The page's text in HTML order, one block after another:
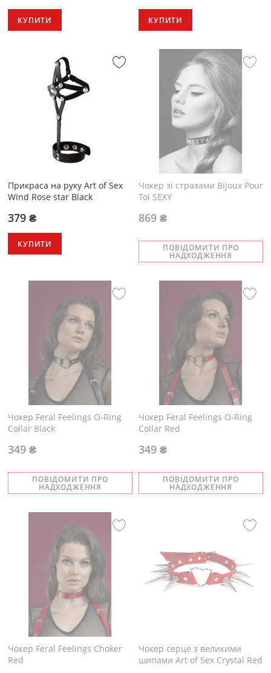
КУПИТИ КУПИТИ
Прикраса на руку Art of Sex
Wind Rose star Black
379 ₴
КУПИТИ
Чокер зі стразами Bijoux Pour
Toi SEXY
ПОВІДОМИТИ ПРО
НАДХОДЖЕННЯ
869 ₴
Чокер Feral Feelings O-Ring
Collar Black
ПОВІДОМИТИ ПРО
НАДХОДЖЕННЯ
349 ₴
Чокер Feral Feelings O-Ring
Collar Red
ПОВІДОМИТИ ПРО
НАДХОДЖЕННЯ
349 ₴
Чокер Feral Feelings Choker
Red
Чокер серце з великими
шипами Art of Sex Crystal Red